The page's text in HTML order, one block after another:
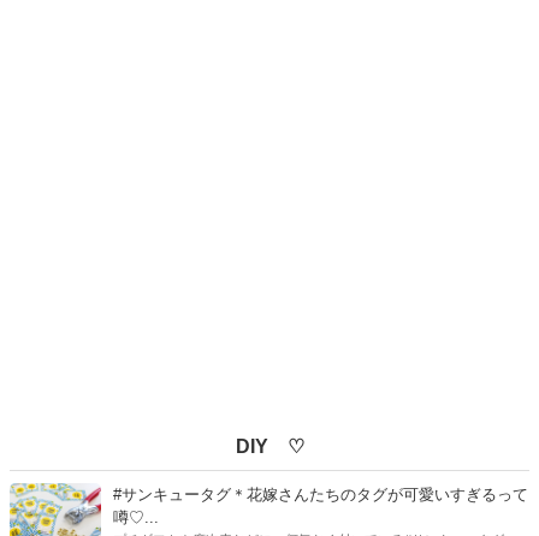
DIY ♡
#サンキュータグ＊花嫁さんたちのタグが可愛いすぎるって
噂♡...